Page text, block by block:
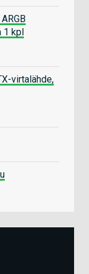
1 kpl
virtalähde,